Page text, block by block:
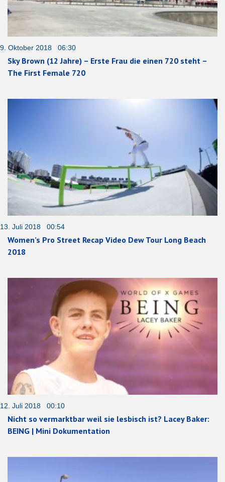
9. Oktober 2018 06:30
Sky Brown (12 Jahre) – Erste Frau die einen 720 steht –
The First Female 720
13. Juli 2018 00:54
Women’s Pro Street Recap Video Dew Tour Long Beach
2018
12. Juli 2018 00:10
Nicht so vermarktbar weil sie lesbisch ist? Lacey Baker:
BEING | Mini Dokumentation